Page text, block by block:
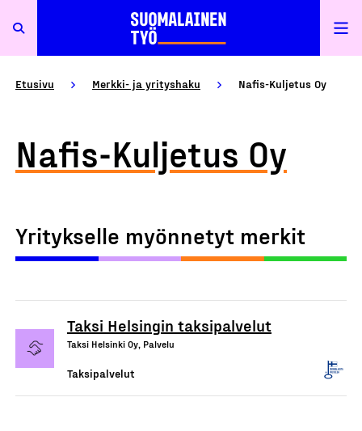
Etusivu Merkki- ja yrityshaku Nafis-Kuljetus Oy
Nafis-Kuljetus Oy
Yritykselle myönnetyt merkit
Taksi Helsingin taksipalvelut
Taksi Helsinki Oy, Palvelu
Taksipalvelut